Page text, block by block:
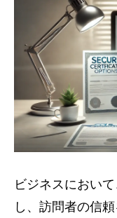
ビジネスにおい
し、訪問者の信